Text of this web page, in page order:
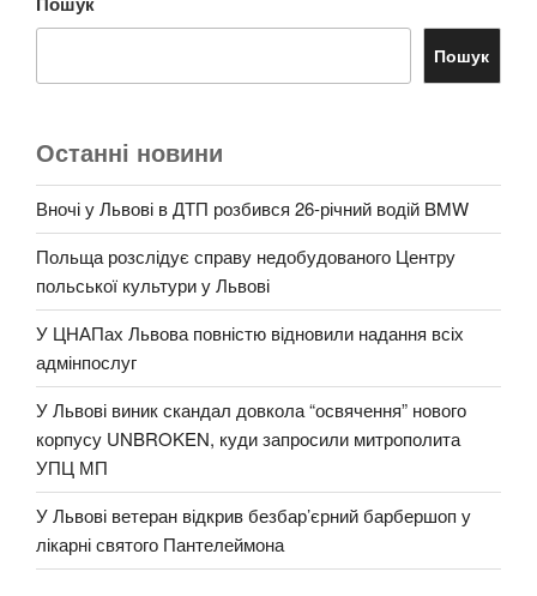
Пошук
Останні новини
Вночі у Львові в ДТП розбився 26-річний водій BMW
Польща розслідує справу недобудованого Центру
польської культури у Львові
У ЦНАПах Львова повністю відновили надання всіх
адмінпослуг
У Львові виник скандал довкола “освячення” нового
корпусу UNBROKEN, куди запросили митрополита
УПЦ МП
У Львові ветеран відкрив безбар’єрний барбершоп у
лікарні святого Пантелеймона